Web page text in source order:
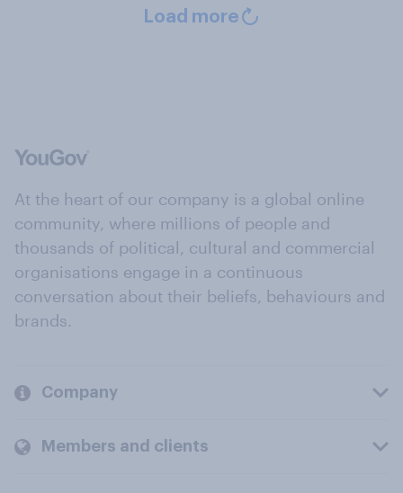
Load more
At the heart of our company is a global online
community, where millions of people and
thousands of political, cultural and commercial
organisations engage in a continuous
conversation about their beliefs, behaviours and
brands.
Company
Members and clients